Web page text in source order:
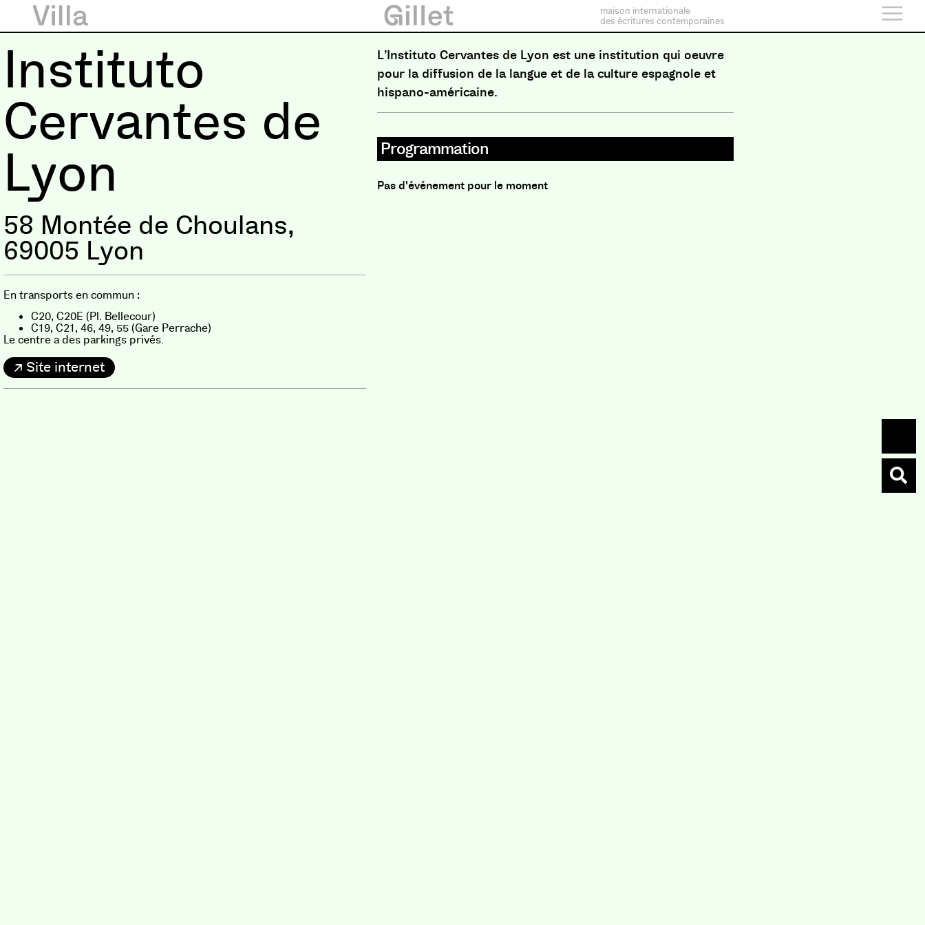
maison internationale
des écritures contemporaines
Instituto
Cervantes de
Lyon
58 Montée de Choulans,
69005 Lyon
En transports en commun :
C20, C20E (Pl. Bellecour)
C19, C21, 46, 49, 55 (Gare Perrache)
Le centre a des parkings privés.
Site internet
L’Instituto Cervantes de Lyon est une institution qui oeuvre
pour la diffusion de la langue et de la culture espagnole et
hispano-américaine.
Programmation
Pas d'événement pour le moment